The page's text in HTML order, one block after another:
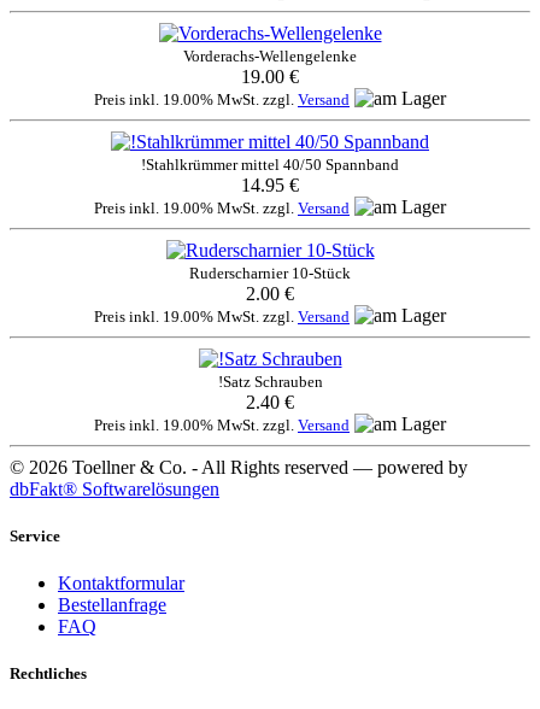
Vorderachs-Wellengelenke
19.00 €
Preis inkl. 19.00% MwSt. zzgl. Versand
!Stahlkrümmer mittel 40/50 Spannband
14.95 €
Preis inkl. 19.00% MwSt. zzgl. Versand
Ruderscharnier 10-Stück
2.00 €
Preis inkl. 19.00% MwSt. zzgl. Versand
!Satz Schrauben
2.40 €
Preis inkl. 19.00% MwSt. zzgl. Versand
© 2026 Toellner & Co. - All Rights reserved — powered by
dbFakt® Softwarelösungen
Service
Kontaktformular
Bestellanfrage
FAQ
Rechtliches